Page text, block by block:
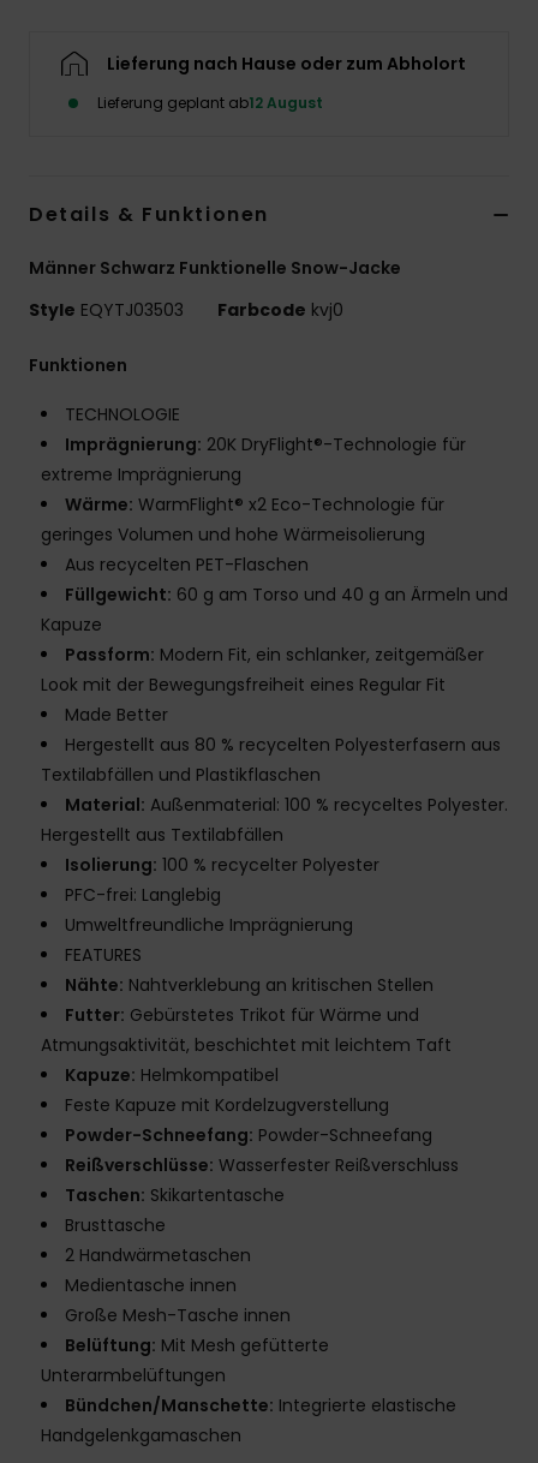
Lieferung nach Hause oder zum Abholort
Lieferung geplant ab12 August
Details & Funktionen
Männer Schwarz Funktionelle Snow-Jacke
Style EQYTJ03503 Farbcode kvj0
Funktionen
TECHNOLOGIE
Imprägnierung: 20K DryFlight®-Technologie für
extreme Imprägnierung
Wärme: WarmFlight® x2 Eco-Technologie für
geringes Volumen und hohe Wärmeisolierung
Aus recycelten PET-Flaschen
Füllgewicht: 60 g am Torso und 40 g an Ärmeln und
Kapuze
Passform: Modern Fit, ein schlanker, zeitgemäßer
Look mit der Bewegungsfreiheit eines Regular Fit
Made Better
Hergestellt aus 80 % recycelten Polyesterfasern aus
Textilabfällen und Plastikflaschen
Material: Außenmaterial: 100 % recyceltes Polyester.
Hergestellt aus Textilabfällen
Isolierung: 100 % recycelter Polyester
PFC-frei: Langlebig
Umweltfreundliche Imprägnierung
FEATURES
Nähte: Nahtverklebung an kritischen Stellen
Futter: Gebürstetes Trikot für Wärme und
Atmungsaktivität, beschichtet mit leichtem Taft
Kapuze: Helmkompatibel
Feste Kapuze mit Kordelzugverstellung
Powder-Schneefang: Powder-Schneefang
Reißverschlüsse: Wasserfester Reißverschluss
Taschen: Skikartentasche
Brusttasche
2 Handwärmetaschen
Medientasche innen
Große Mesh-Tasche innen
Belüftung: Mit Mesh gefütterte
Unterarmbelüftungen
Bündchen/Manschette: Integrierte elastische
Handgelenkgamaschen